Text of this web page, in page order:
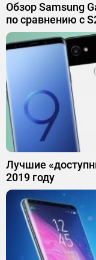
Обзор Samsung
по сравнению с
Лучшие
2019 году